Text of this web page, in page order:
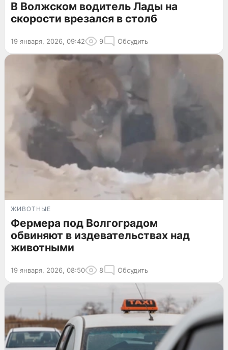
В Волжском водитель Лады на
скорости врезался в столб
19 января, 2026, 09:42 9 Обсудить
ЖИВОТНЫЕ
Фермера под Волгоградом
обвиняют в издевательствах над
животными
19 января, 2026, 08:50 8 Обсудить